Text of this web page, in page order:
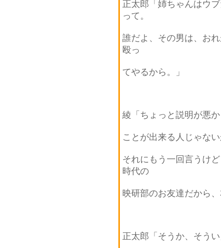
正太郎「姉ちゃんはウ
って。
誰だよ、その男は、お
殴っ
てやるから。」
綾「ちょっと説明が悪
ことが出来る人じゃな
それにもう一回言うけ
時代の
映研部のお友達だから
正太郎「そうか、そう